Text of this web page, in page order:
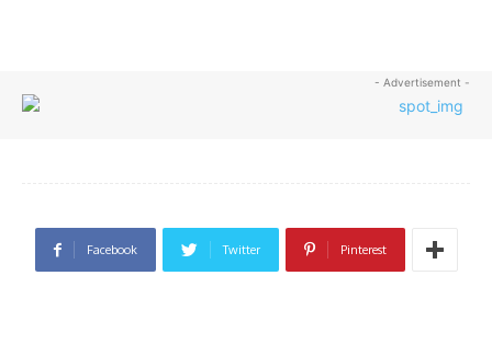
- Advertisement -
Facebook Twitter Pinterest